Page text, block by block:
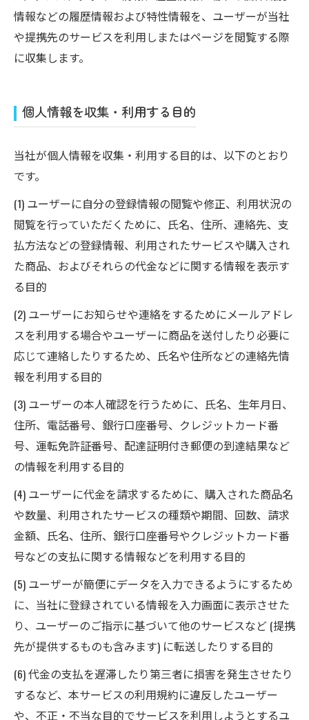
情報などの履歴情報および特性情報を、ユーザーが当社
や提携先のサービスを利用しまたはページを閲覧する際
に収集します。
個人情報を収集・利用する目的
当社が個人情報を収集・利用する目的は、以下のとおり
です。
(1) ユーザーに自分の登録情報の閲覧や修正、利用状況の
閲覧を行っていただくために、氏名、住所、連絡先、支
払方法などの登録情報、利用されたサービスや購入され
た商品、およびそれらの代金などに関する情報を表示す
る目的
(2) ユーザーにお知らせや連絡をするためにメールアドレ
スを利用する場合やユーザーに商品を送付したり必要に
応じて連絡したりするため、氏名や住所などの連絡先情
報を利用する目的
(3) ユーザーの本人確認を行うために、氏名、生年月日、
住所、電話番号、銀行口座番号、クレジットカード番
号、運転免許証番号、配達証明付き郵便の到達結果など
の情報を利用する目的
(4) ユーザーに代金を請求するために、購入された商品名
や数量、利用されたサービスの種類や期間、回数、請求
金額、氏名、住所、銀行口座番号やクレジットカード番
号などの支払に関する情報などを利用する目的
(5) ユーザーが簡便にデータを入力できるようにするため
に、当社に登録されている情報を入力画面に表示させた
り、ユーザーのご指示に基づいて他のサービスなど (提携
先が提供するものも含みます) に転送したりする目的
(6) 代金の支払を遅滞したり第三者に損害を発生させたり
するなど、本サービスの利用規約に違反したユーザー
や、不正・不当な目的でサービスを利用しようとするユ